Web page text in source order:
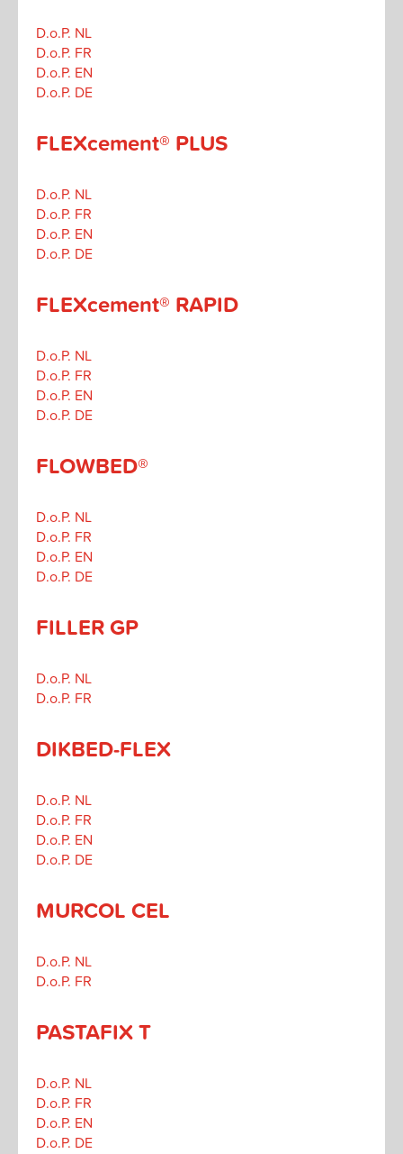
D.o.P. NL
D.o.P. FR
D.o.P. EN
D.o.P. DE
FLEXcement® PLUS
D.o.P. NL
D.o.P. FR
D.o.P. EN
D.o.P. DE
FLEXcement® RAPID
D.o.P. NL
D.o.P. FR
D.o.P. EN
D.o.P. DE
FLOWBED®
D.o.P. NL
D.o.P. FR
D.o.P. EN
D.o.P. DE
FILLER GP
D.o.P. NL
D.o.P. FR
DIKBED-FLEX
D.o.P. NL
D.o.P. FR
D.o.P. EN
D.o.P. DE
MURCOL CEL
D.o.P. NL
D.o.P. FR
PASTAFIX T
D.o.P. NL
D.o.P. FR
D.o.P. EN
D.o.P. DE